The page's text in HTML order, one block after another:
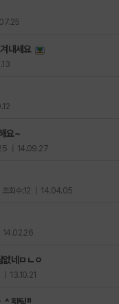
내세요
요~
| 14.09.27
조회수:12 | 14.04.05
| 14.02.26
없네ㅁㄴㅇ
| 13.10.21
홧팅!!